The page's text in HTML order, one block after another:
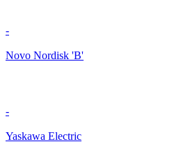
-
Novo Nordisk 'B'
-
Yaskawa Electric